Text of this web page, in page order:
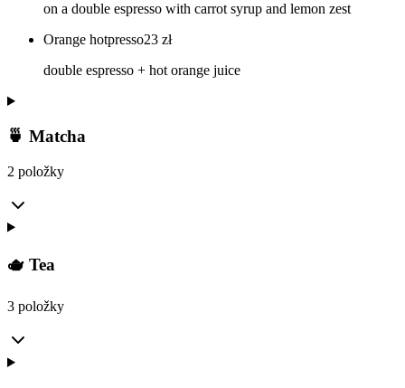
on a double espresso with carrot syrup and lemon zest
Orange hotpresso23 zł
double espresso + hot orange juice
🍵 Matcha
2 položky
🫖 Tea
3 položky